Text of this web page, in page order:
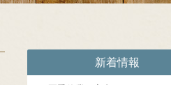
新着情報